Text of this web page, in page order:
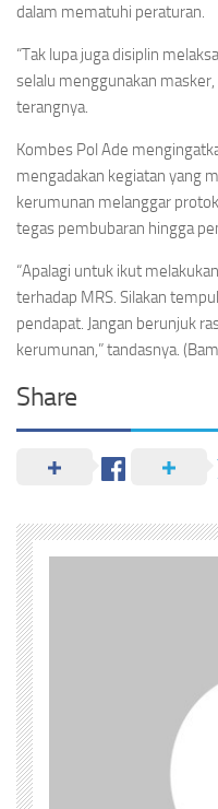
dalam mematuhi peraturan.
“Tak lupa juga disiplin
selalu menggunakan
terangnya.
Kombes Pol Ade
mengadakan kegiatan yang
kerumunan melanggar
tegas pembubaran hingga
“Apalagi untuk ikut
terhadap MRS. Silakan
pendapat. Jangan berunjuk
kerumunan,” tandasnya.
Share